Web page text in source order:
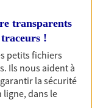
en
transparents
!
petits fichiers
. Ils nous aident à
la sécurité
ligne, dans le